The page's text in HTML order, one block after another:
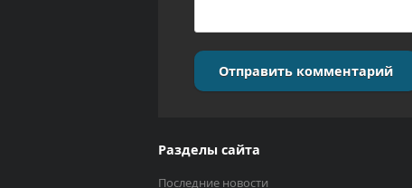
Отправить комментарий
Разделы сайта
Последние новости